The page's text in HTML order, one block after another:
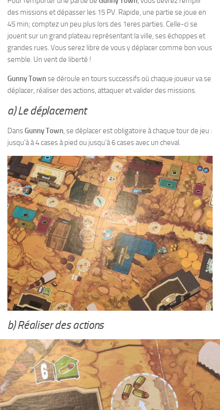
des missions et dépasser les 15 PV. Rapide, une partie se joue en
45 min; comptez un peu plus lors des 1eres parties. Celle-ci se
jouent sur un grand plateau représentant la ville, ses échoppes et
grandes rues. Vous serez libre de vous y déplacer comme bon vous
semble. Un vent de liberté !
Gunny Townse déroule en tours successifs où chaque joueur va se
déplacer, réaliser des actions, attaquer et valider des missions.
a) Le déplacement
DansGunny Town, se déplacer est obligatoire à chaque tour de jeu :
jusqu’à à 4 cases à pied ou jusqu’à 6 cases avec un cheval.
b) Réaliser des actions